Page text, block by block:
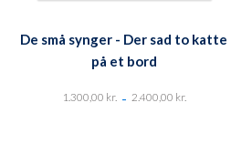
De små synger - Der sad to katte
på et bord
1.300,00 kr. - 2.400,00 kr.